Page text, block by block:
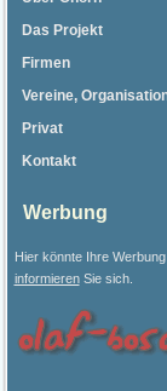
Das Projekt
Firmen
Vereine,
Privat
Kontakt
Werbung
Hier könnte Ihre Werbung
informierenSie sich.